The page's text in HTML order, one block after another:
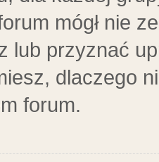
mógł nie
lub przyznać
dlaczego
forum.